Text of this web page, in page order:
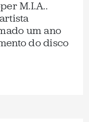
M.I.A..
um ano
do disco